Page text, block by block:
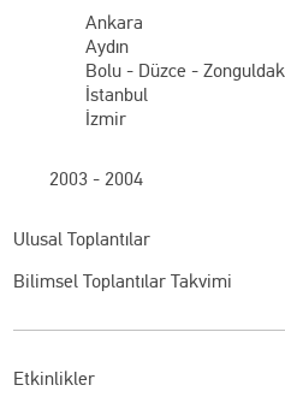
Ankara
Aydın
Bolu - Düzce - Zonguldak
İstanbul
İzmir
2003 - 2004
Ulusal Toplantılar
Bilimsel Toplantılar Takvimi
Etkinlikler